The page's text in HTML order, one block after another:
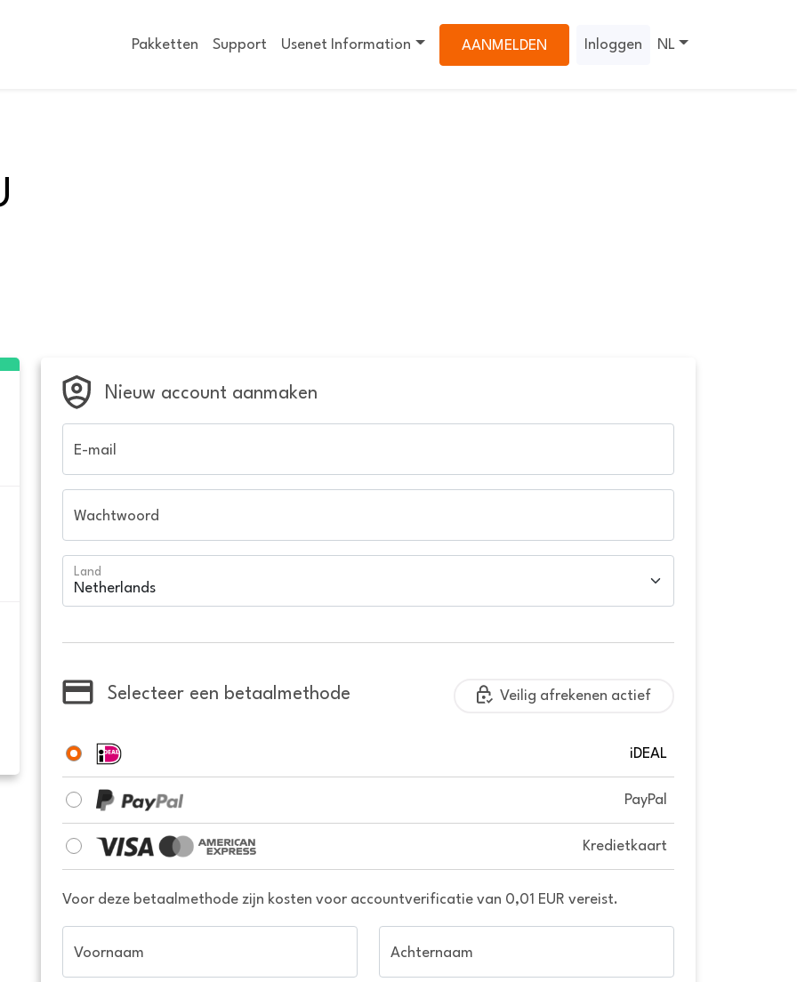
Pakketten Support Usenet Information AANMELDEN Inloggen NL
Nieuw account aanmaken
E-mail
Wachtwoord
Land
Selecteer een betaalmethode Veilig afrekenen actief
iDEAL
PayPal
Kredietkaart
Voor deze betaalmethode zijn kosten voor accountverificatie van 0,01 EUR vereist.
Voornaam Achternaam